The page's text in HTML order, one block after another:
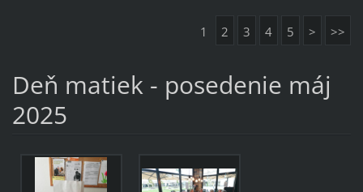
1 2 3 4 5 > >>
Deň matiek - posedenie máj
2025